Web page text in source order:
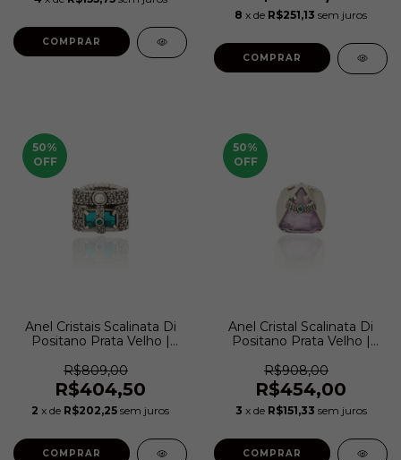
8 x de R$251,13 sem juros
50%
OFF
Anel Cristais Scalinata Di
Positano Prata Velho |
R$809,00
R$404,50
2 x de R$202,25 sem juros
COMPRAR
50%
OFF
Anel Cristal Scalinata Di
Positano Prata Velho |
R$908,00
R$454,00
3 x de R$151,33 sem juros
COMPRAR